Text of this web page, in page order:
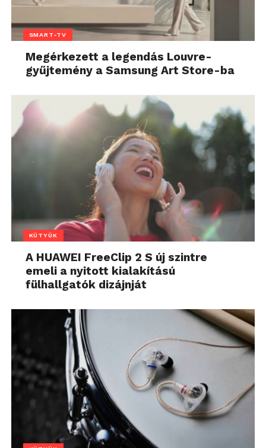
SMART-TV
Megérkezett a legendás Louvre-
gyűjtemény a Samsung Art Store-ba
KÜTYÜK
A HUAWEI FreeClip 2 S új szintre
emeli a nyitott kialakítású
fülhallgatók dizájnját